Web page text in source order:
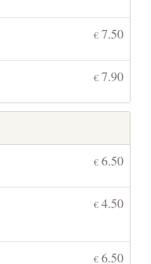
€ 7.50
€ 7.90
€ 6.50
€ 4.50
€ 6.50